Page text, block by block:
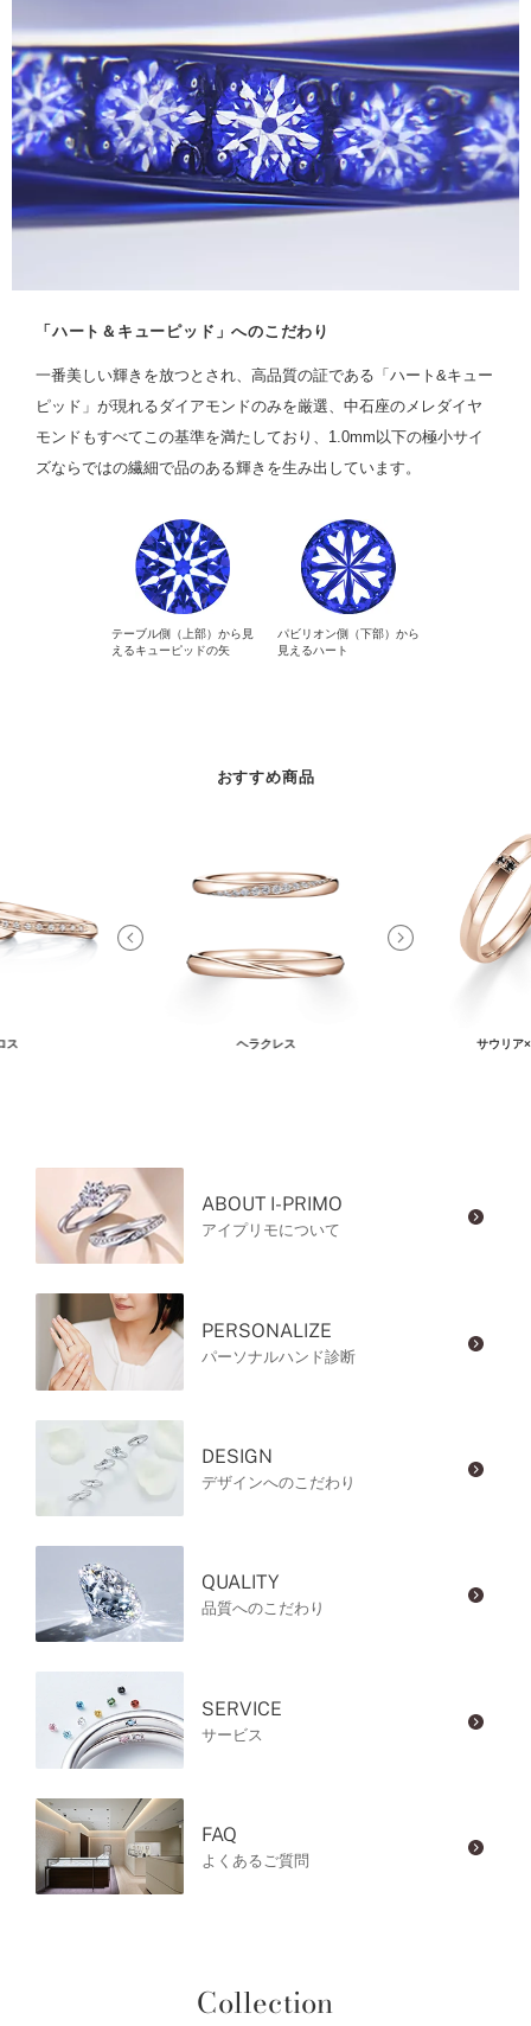
「ハート＆キューピッド」へのこだわり
一番美しい輝きを放つとされ、高品質の証である「ハート&キュー
ピッド」が現れるダイアモンドのみを厳選、中石座のメレダイヤ
モンドもすべてこの基準を満たしており、1.0mm以下の極小サイ
ズならではの繊細で品のある輝きを生み出しています。
テーブル側（上部）から見
えるキューピッドの矢
パビリオン側（下部）から
見えるハート
おすすめ商品
ス ヘラクレス サウリア
ABOUT I-PRIMO
アイプリモについて
PERSONALIZE
パーソナルハンド診断
DESIGN
デザインへのこだわり
QUALITY
品質へのこだわり
SERVICE
サービス
FAQ
よくあるご質問
Collection